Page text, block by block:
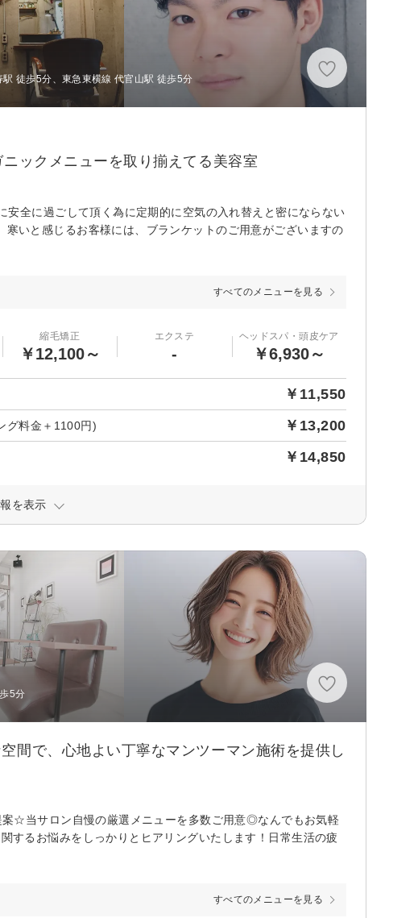
徒歩5分、東急東横線 代官山駅 徒歩5分
ックメニューを取り揃えてる美容室
安全に過ごして頂く為に定期的に空気の入れ替えと密にならない
いと感じるお客様には、ブランケットのご用意がございますの
すべてのメニューを見る
縮毛矯正
￥12,100～
エクステ
-
ヘッドスパ・頭皮ケア
￥6,930～
￥11,550
グ料金＋1100円) ￥13,200
￥14,850
を表示
5分
間で、心地よい丁寧なマンツーマン施術を提供し
案☆当サロン自慢の厳選メニューを多数ご用意◎なんでもお気軽
するお悩みをしっかりとヒアリングいたします！日常生活の疲
すべてのメニューを見る